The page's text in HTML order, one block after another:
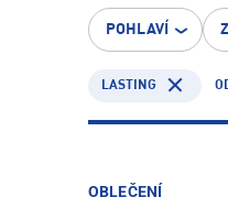
POHLAVÍ
LASTING
OBLEČENÍ